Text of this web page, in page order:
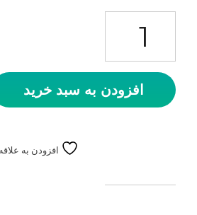
افزودن به سبد خرید
افزودن به